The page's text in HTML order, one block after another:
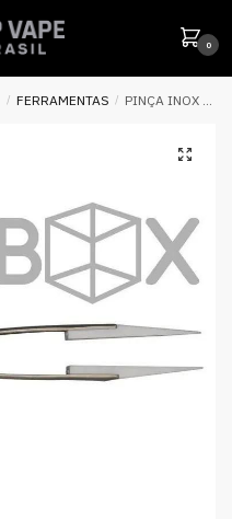
0
/ FERRAMENTAS / PINÇA INOX PONTA RETA P/ VAPE – VAPEBOX